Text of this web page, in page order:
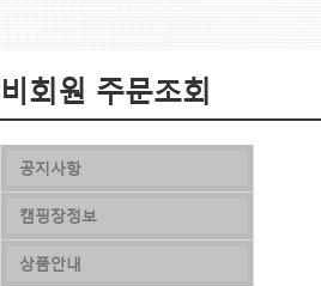
비회원 주문조회
공지사항
캠핑장정보
상품안내